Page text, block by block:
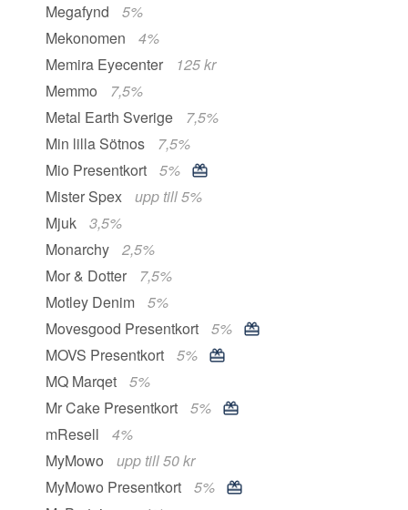
Megafynd
5%
Mekonomen
4%
Memira Eyecenter
125 kr
Memmo
7,5%
Metal Earth Sverige
7,5%
Min lilla Sötnos
7,5%
Mio Presentkort
5%
Mister Spex
upp till 5%
Mjuk
3,5%
Monarchy
2,5%
Mor & Dotter
7,5%
Motley Denim
5%
Movesgood Presentkort
5%
MOVS Presentkort
5%
MQ Marqet
5%
Mr Cake Presentkort
5%
mResell
4%
MyMowo
upp till 50 kr
MyMowo Presentkort
5%